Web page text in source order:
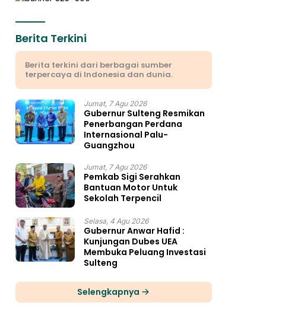
Berita Terkini
Berita terkini dari berbagai sumber
terpercaya di Indonesia dan dunia.
Jumat, 7 Agu 2026
Gubernur Sulteng Resmikan
Penerbangan Perdana
Internasional Palu-
Guangzhou
Jumat, 7 Agu 2026
Pemkab Sigi Serahkan
Bantuan Motor Untuk
Sekolah Terpencil
Selasa, 4 Agu 2026
Gubernur Anwar Hafid :
Kunjungan Dubes UEA
Membuka Peluang Investasi
Sulteng
Selengkapnya